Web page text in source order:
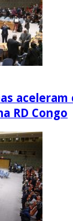
aceleram
RD Congo